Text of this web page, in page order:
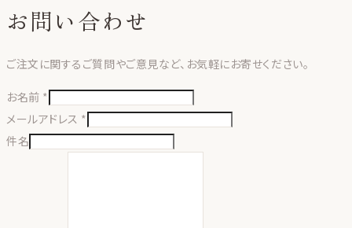
お問い合わせ
ご注文に関するご質問やご意見など、お気軽にお寄せください。
お名前 *
メールアドレス *
件名